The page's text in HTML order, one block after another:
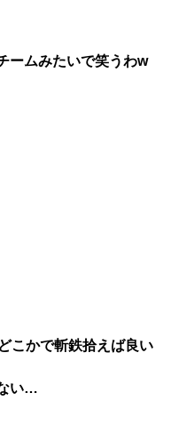
ームみたいで笑うわw
こかで斬鉄拾えば良い
い…